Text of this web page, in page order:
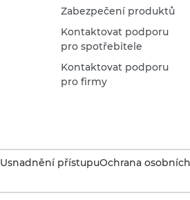
Zabezpečení produktů
Kontaktovat podporu
pro spotřebitele
Kontaktovat podporu
pro firmy
Usnadnění přístupuOchrana